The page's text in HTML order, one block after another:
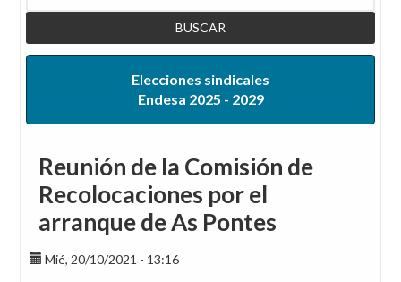
Elecciones sindicales
Endesa 2025 - 2029
Reunión de la Comisión de
Recolocaciones por el
arranque de As Pontes
Mié, 20/10/2021 - 13:16